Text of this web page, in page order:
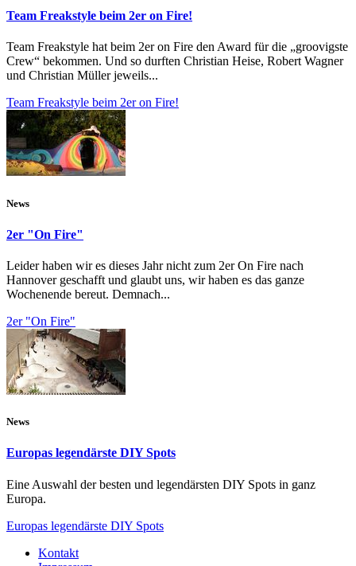
Team Freakstyle beim 2er on Fire!
Team Freakstyle hat beim 2er on Fire den Award für die „groovigste
Crew“ bekommen. Und so durften Christian Heise, Robert Wagner
und Christian Müller jeweils...
Team Freakstyle beim 2er on Fire!
News
2er "On Fire"
Leider haben wir es dieses Jahr nicht zum 2er On Fire nach
Hannover geschafft und glaubt uns, wir haben es das ganze
Wochenende bereut. Demnach...
2er "On Fire"
News
Europas legendärste DIY Spots
Eine Auswahl der besten und legendärsten DIY Spots in ganz
Europa.
Europas legendärste DIY Spots
Kontakt